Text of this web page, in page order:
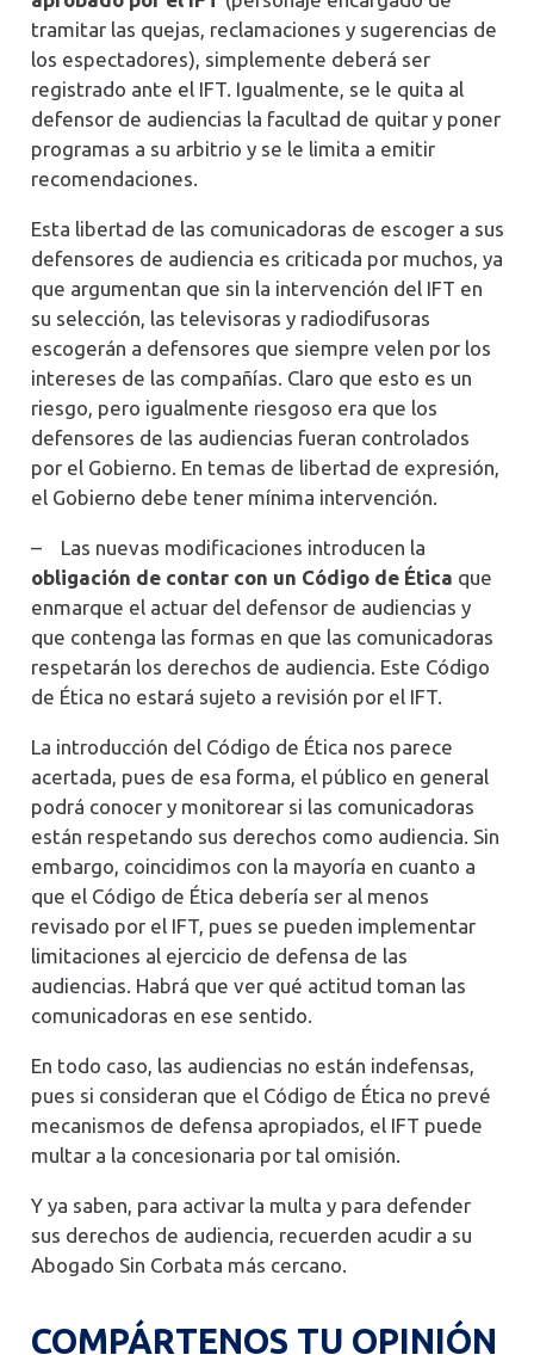
tramitar las quejas, reclamaciones y sugerencias de
los espectadores), simplemente deberá ser
registrado ante el IFT. Igualmente, se le quita al
defensor de audiencias la facultad de quitar y poner
programas a su arbitrio y se le limita a emitir
recomendaciones.
Esta libertad de las comunicadoras de escoger a sus
defensores de audiencia es criticada por muchos, ya
que argumentan que sin la intervención del IFT en
su selección, las televisoras y radiodifusoras
escogerán a defensores que siempre velen por los
intereses de las compañías. Claro que esto es un
riesgo, pero igualmente riesgoso era que los
defensores de las audiencias fueran controlados
por el Gobierno. En temas de libertad de expresión,
el Gobierno debe tener mínima intervención.
–
Las nuevas modificaciones introducen la
obligación de contar con un Código de Ética que
enmarque el actuar del defensor de audiencias y
que contenga las formas en que las comunicadoras
respetarán los derechos de audiencia. Este Código
de Ética no estará sujeto a revisión por el IFT.
La introducción del Código de Ética nos parece
acertada, pues de esa forma, el público en general
podrá conocer y monitorear si las comunicadoras
están respetando sus derechos como audiencia. Sin
embargo, coincidimos con la mayoría en cuanto a
que el Código de Ética debería ser al menos
revisado por el IFT, pues se pueden implementar
limitaciones al ejercicio de defensa de las
audiencias. Habrá que ver qué actitud toman las
comunicadoras en ese sentido.
En todo caso, las audiencias no están indefensas,
pues si consideran que el Código de Ética no prevé
mecanismos de defensa apropiados, el IFT puede
multar a la concesionaria por tal omisión.
Y ya saben, para activar la multa y para defender
sus derechos de audiencia, recuerden acudir a su
Abogado Sin Corbata más cercano.
COMPÁRTENOS TU OPINIÓN